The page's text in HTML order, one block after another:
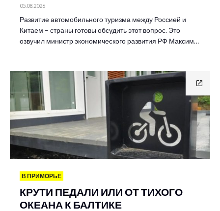
05.08.2026
Развитие автомобильного туризма между Россией и
Китаем – страны готовы обсудить этот вопрос. Это
озвучил министр экономического развития РФ Максим…
В ПРИМОРЬЕ
КРУТИ ПЕДАЛИ ИЛИ ОТ ТИХОГО
ОКЕАНА К БАЛТИКЕ